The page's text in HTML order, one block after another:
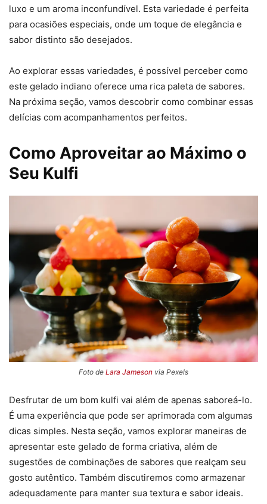
luxo e um aroma inconfundível. Esta variedade é perfeita
para ocasiões especiais, onde um toque de elegância e
sabor distinto são desejados.
Ao explorar essas variedades, é possível perceber como
este gelado indiano oferece uma rica paleta de sabores.
Na próxima seção, vamos descobrir como combinar essas
delícias com acompanhamentos perfeitos.
Como Aproveitar ao Máximo o
Seu Kulfi
Foto de Lara Jameson via Pexels
Desfrutar de um bom kulfi vai além de apenas saboreá-lo.
É uma experiência que pode ser aprimorada com algumas
dicas simples. Nesta seção, vamos explorar maneiras de
apresentar este gelado de forma criativa, além de
sugestões de combinações de sabores que realçam seu
gosto autêntico. Também discutiremos como armazenar
adequadamente para manter sua textura e sabor ideais.